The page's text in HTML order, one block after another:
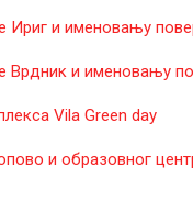
Ириг и именовању
Врдник и именовању
Vila Green day
и образовног